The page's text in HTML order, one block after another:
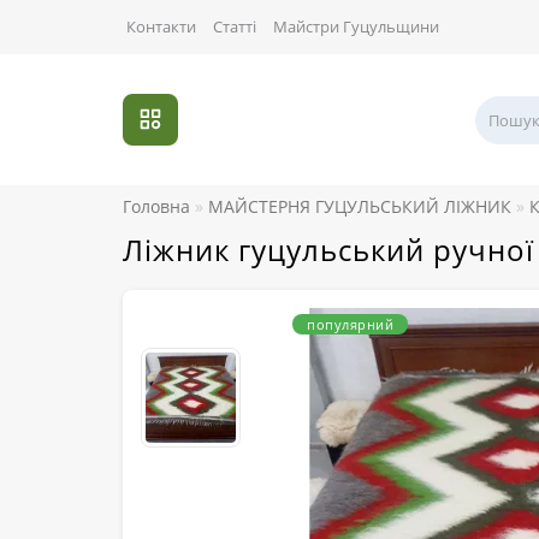
Контакти Статті Майстри Гуцульщини
Головна МАЙСТЕРНЯ ГУЦУЛЬСЬКИЙ ЛІЖНИК
Ліжник гуцульський
популярний